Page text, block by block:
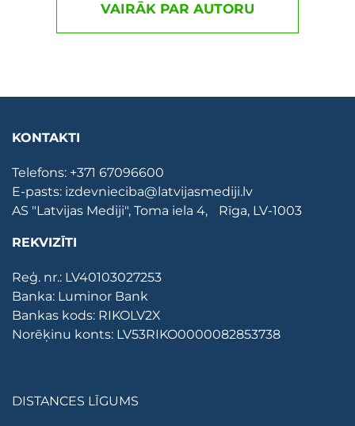
VAIRĀK PAR AUTORU
KONTAKTI
Telefons: +371 67096600
E-pasts: izdevnieciba@latvijasmediji.lv
AS "Latvijas Mediji", Toma iela 4, Rīga, LV-1003
REKVIZĪTI
Reģ. nr.: LV40103027253
Banka: Luminor Bank
Bankas kods: RIKOLV2X
Norēķinu konts: LV53RIKO0000082853738
DISTANCES LĪGUMS